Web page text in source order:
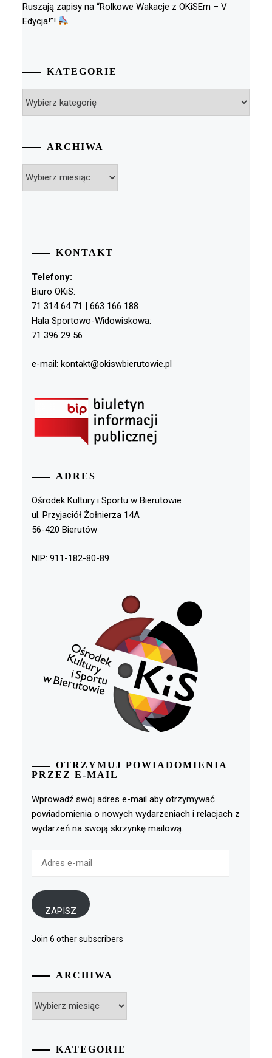
Ruszają zapisy na “Rolkowe Wakacje z OKiSEm – V
Edycja!”!
KATEGORIE
ARCHIWA
KONTAKT
Telefony:
Biuro OKiS:
71 314 64 71 | 663 166 188
Hala Sportowo-Widowiskowa:
71 396 29 56
e-mail: kontakt@okiswbierutowie.pl
ADRES
Ośrodek Kultury i Sportu w Bierutowie
ul. Przyjaciół Żołnierza 14A
56-420 Bierutów
NIP: 911-182-80-89
OTRZYMUJ POWIADOMIENIA
PRZEZ E-MAIL
Wprowadź swój adres e-mail aby otrzymywać
powiadomienia o nowych wydarzeniach i relacjach z
wydarzeń na swoją skrzynkę mailową.
ZAPISZ
Join 6 other subscribers
ARCHIWA
KATEGORIE